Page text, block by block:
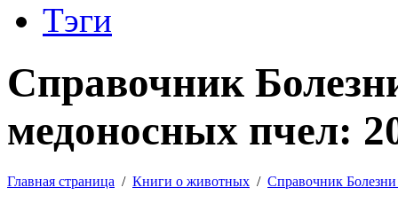
Тэги
Справочник
медоносных пчел:
Главная страница / Книги о животных / Справочник